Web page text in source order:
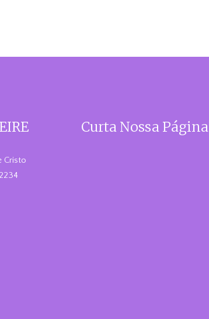
Cristo
Curta Nossa Página